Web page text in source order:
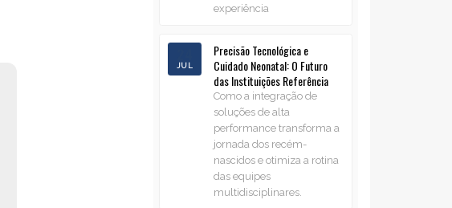
experiência
JUL
Precisão Tecnológica e
Cuidado Neonatal: O Futuro
das Instituições Referência
Como a integração de
soluções de alta
performance transforma a
jornada dos recém-
nascidos e otimiza a rotina
das equipes
multidisciplinares.